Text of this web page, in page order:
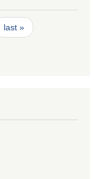
last »